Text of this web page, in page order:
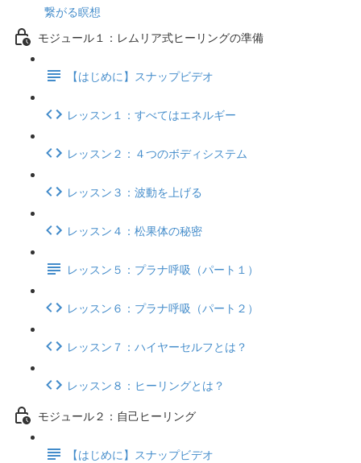
繋がる瞑想
モジュール１：レムリア式ヒーリングの準備
【はじめに】スナップビデオ
レッスン１：すべてはエネルギー
レッスン２：４つのボディシステム
レッスン３：波動を上げる
レッスン４：松果体の秘密
レッスン５：プラナ呼吸（パート１）
レッスン６：プラナ呼吸（パート２）
レッスン７：ハイヤーセルフとは？
レッスン８：ヒーリングとは？
モジュール２：自己ヒーリング
【はじめに】スナップビデオ